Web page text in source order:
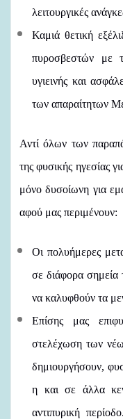
λειτουργικές
Καμιά θετική
πυροσβεστών με
υγιεινής και
των απαραίτητων
Αντί όλων των
της φυσικής ηγεσίας
μόνο δυσοίωνη για
αφού μας περιμένουν:
Οι πολυήμερες
σε διάφορα σημεία
να καλυφθούν τα
Επίσης μας
στελέχωση των
δημιουργήσουν,
η και σε άλλα
αντιπυρική